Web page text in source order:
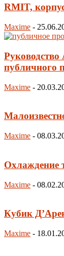
RMIT,
Maxime -
Руководство
публичного
Maxime -
Maxime -
Охлаждение
Maxime -
Кубик
Maxime -